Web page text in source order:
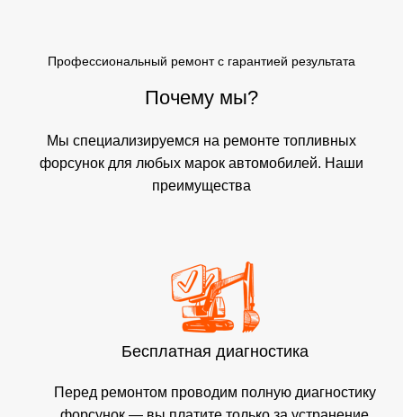
Профессиональный ремонт с гарантией результата
Почему мы?
Мы специализируемся на ремонте топливных
форсунок для любых марок автомобилей. Наши
преимущества
Бесплатная диагностика
Перед ремонтом проводим полную диагностику